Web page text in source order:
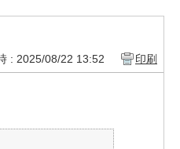
: 2025/08/22 13:52 印刷